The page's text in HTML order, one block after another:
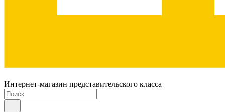
Интернет-магазин представительского класса